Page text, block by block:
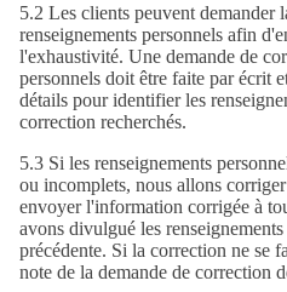
5.2 Les clients peuvent demander
renseignements personnels afin
l'exhaustivité. Une demande de
personnels doit être faite par écrit
détails pour identifier les
correction recherchés.
5.3 Si les renseignements
ou incomplets, nous allons
envoyer l'information corrigée à
avons divulgué les
précédente. Si la correction ne se
note de la demande de correction